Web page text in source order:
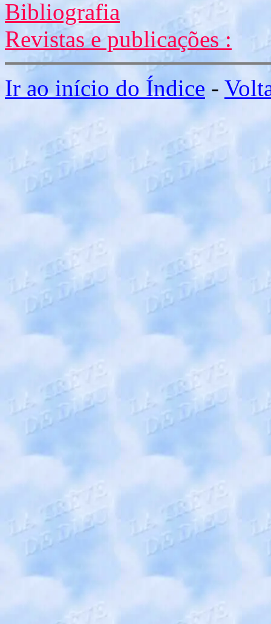
Bibliografia
Revistas e publicações :
Ir ao início do Índice -